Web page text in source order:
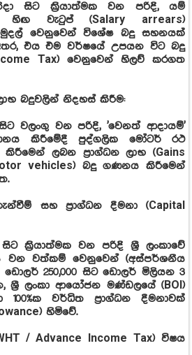
සිට ක්‍රියාත්මක වන පරිදි, යම්
හිඟ වැටුප් (Salary arrears)
වෙනුවෙන් විශේෂ බදු සහනයක්
එය එම වර්ෂයේ උපයන විට බදු
Tax) වෙනුවෙන් හිලව් කරගත
බදුවලින් නිදහස් කිරීම:
සිට වලංගු වන පරිදි, 'වෙනත් ආදායම්'
කිරීමේදී පුද්ගලික මෝටර් රථ
ලබන ප්‍රාග්ධන ලාභ (Gains
vehicles) බදු ගණනය කිරීමෙන්
සහ ප්‍රාග්ධන දීමනා (Capital
සිට ක්‍රියාත්මක වන පරිදි ශ්‍රී ලංකාවේ
වන වත්කම් වෙනුවෙන් (අස්පර්ශනීය
250,000 සිට ඩොලර් මිලියන 3
ලංකා ආයෝජන මණ්ඩලයේ (BOI)
100%ක වර්ධිත ප්‍රාග්ධන දීමනාවක්
හිමිවේ.
/ Advance Income Tax) විෂය